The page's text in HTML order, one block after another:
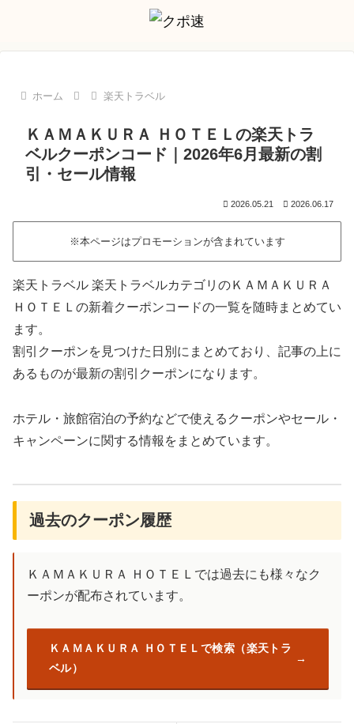
ホーム 楽天トラベル
ＫＡＭＡＫＵＲＡ ＨＯＴＥＬの楽天トラ
ベルクーポンコード｜2026年6月最新の割
引・セール情報
2026.05.21 2026.06.17
※本ページはプロモーションが含まれています
楽天トラベル 楽天トラベルカテゴリのＫＡＭＡＫＵＲＡ
ＨＯＴＥＬの新着クーポンコードの一覧を随時まとめてい
ます。
割引クーポンを見つけた日別にまとめており、記事の上に
あるものが最新の割引クーポンになります。
ホテル・旅館宿泊の予約などで使えるクーポンやセール・
キャンペーンに関する情報をまとめています。
過去のクーポン履歴
ＫＡＭＡＫＵＲＡ ＨＯＴＥＬでは過去にも様々なク
ーポンが配布されています。
ＫＡＭＡＫＵＲＡ ＨＯＴＥＬで検索（楽天トラ
ベル）